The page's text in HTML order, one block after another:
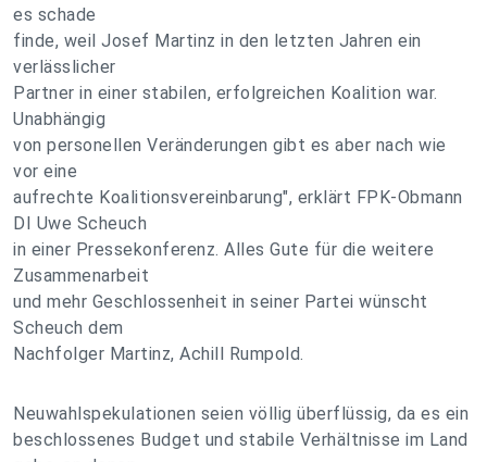
es schade
finde, weil Josef Martinz in den letzten Jahren ein
verlässlicher
Partner in einer stabilen, erfolgreichen Koalition war.
Unabhängig
von personellen Veränderungen gibt es aber nach wie
vor eine
aufrechte Koalitionsvereinbarung", erklärt FPK-Obmann
DI Uwe Scheuch
in einer Pressekonferenz. Alles Gute für die weitere
Zusammenarbeit
und mehr Geschlossenheit in seiner Partei wünscht
Scheuch dem
Nachfolger Martinz, Achill Rumpold.
Neuwahlspekulationen seien völlig überflüssig, da es ein
beschlossenes Budget und stabile Verhältnisse im Land